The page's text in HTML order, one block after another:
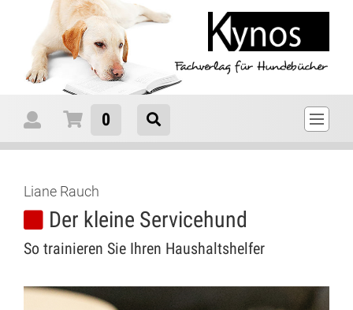
Liane Rauch
Der kleine Servicehund
So trainieren Sie Ihren Haushaltshelfer
0